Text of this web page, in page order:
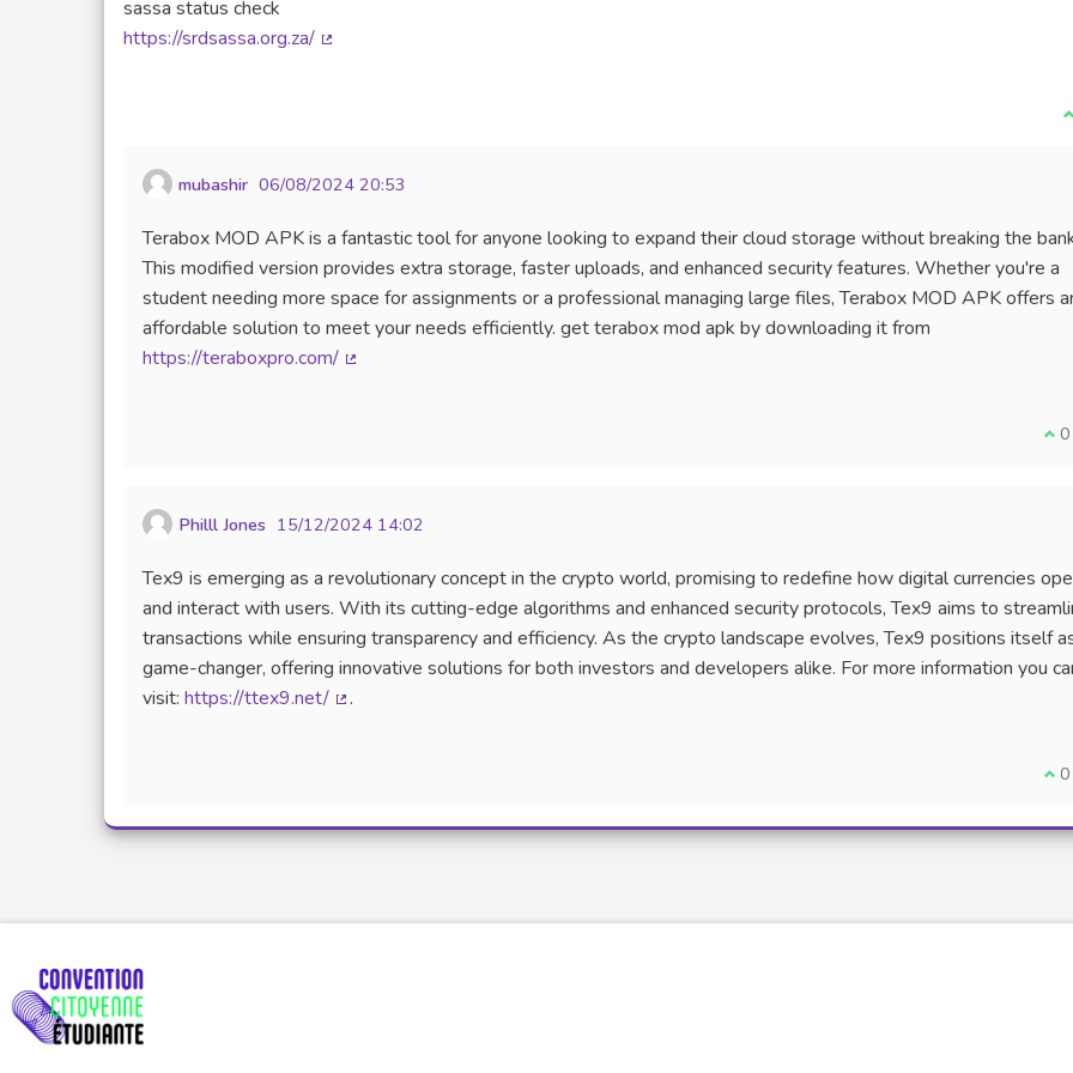
sassa status check
https://srdsassa.org.za/
mubashir 06/08/2024 20:53
Terabox MOD APK is a fantastic tool for anyone looking to expand their cloud storage without breaking the
This modified version provides extra storage, faster uploads, and enhanced security features. Whether you're a
student needing more space for assignments or a professional managing large files, Terabox MOD APK offers
affordable solution to meet your needs efficiently. get terabox mod apk by downloading it from
https://teraboxpro.com/
Je0
Philll Jones 15/12/2024 14:02
Tex9 is emerging as a revolutionary concept in the crypto world, promising to redefine how digital currencies
and interact with users. With its cutting-edge algorithms and enhanced security protocols, Tex9 aims to
transactions while ensuring transparency and efficiency. As the crypto landscape evolves, Tex9 positions itself
game-changer, offering innovative solutions for both investors and developers alike. For more information you
visit: https://ttex9.net/ .
Je0